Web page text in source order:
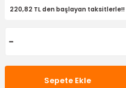
220,82 TL den başlayan taksitlerle!!
Sepete Ekle